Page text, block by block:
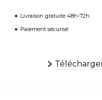
Livraison gratuite 48h-72h
Paiement sécurisé